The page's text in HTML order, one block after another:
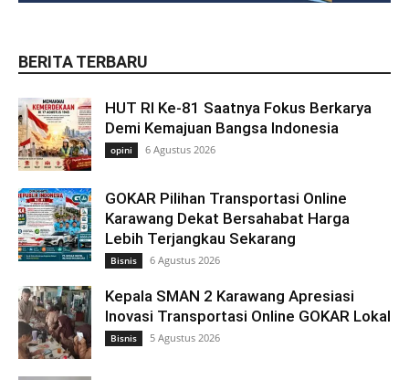
BERITA TERBARU
HUT RI Ke-81 Saatnya Fokus Berkarya
Demi Kemajuan Bangsa Indonesia
opini 6 Agustus 2026
GOKAR Pilihan Transportasi Online
Karawang Dekat Bersahabat Harga
Lebih Terjangkau Sekarang
Bisnis 6 Agustus 2026
Kepala SMAN 2 Karawang Apresiasi
Inovasi Transportasi Online GOKAR Lokal
Bisnis 5 Agustus 2026